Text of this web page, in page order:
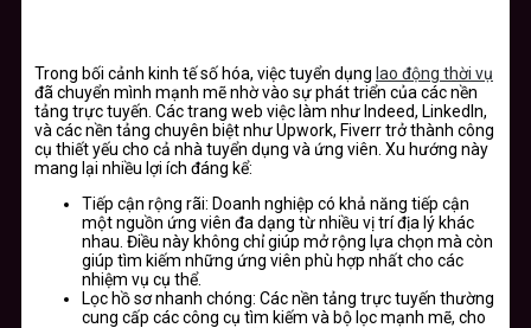
Trong bối cảnh kinh tế số hóa, việc tuyển dụng lao động thời vụ
đã chuyển mình mạnh mẽ nhờ vào sự phát triển của các nền
tảng trực tuyến. Các trang web việc làm như Indeed, LinkedIn,
và các nền tảng chuyên biệt như Upwork, Fiverr trở thành công
cụ thiết yếu cho cả nhà tuyển dụng và ứng viên. Xu hướng này
mang lại nhiều lợi ích đáng kể:
Tiếp cận rộng rãi: Doanh nghiệp có khả năng tiếp cận
một nguồn ứng viên đa dạng từ nhiều vị trí địa lý khác
nhau. Điều này không chỉ giúp mở rộng lựa chọn mà còn
giúp tìm kiếm những ứng viên phù hợp nhất cho các
nhiệm vụ cụ thể.
Lọc hồ sơ nhanh chóng: Các nền tảng trực tuyến thường
cung cấp các công cụ tìm kiếm và bộ lọc mạnh mẽ, cho